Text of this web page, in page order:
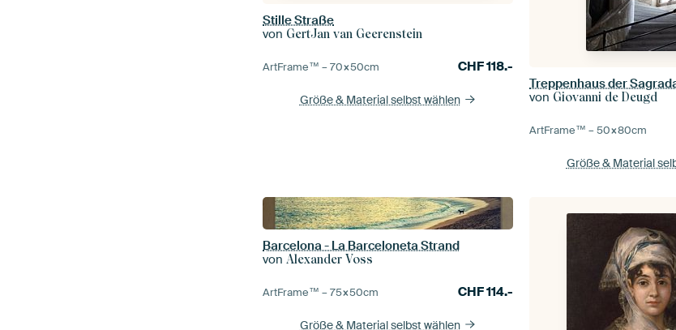
Stille Straße
von GertJan van Geerenstein
ArtFrame™ –70×50cm CHF118.-
Größe & Material selbst wählen
Treppenhaus der
von Giovanni de Deugd
ArtFrame™ –50×80cm
Größe & Material
Barcelona - La Barceloneta Strand
vonAlexander Voss
ArtFrame™ –75×50cm CHF114.-
Größe & Material selbst wählen